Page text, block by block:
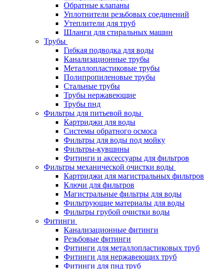
Обратные клапаны
Уплотнители резьбовых соединений
Утеплители для труб
Шланги для стиральных машин
Трубы
Гибкая подводка для воды
Канализационные трубы
Металлопластиковые трубы
Полипропиленовые трубы
Стальные трубы
Трубы нержавеющие
Трубы пнд
Фильтры для питьевой воды
Картриджи для воды
Системы обратного осмоса
Фильтры для воды под мойку
Фильтры-кувшины
Фитинги и аксессуары для фильтров
Фильтры механической очистки воды
Картриджи для магистральных фильтров
Ключи для фильтров
Магистральные фильтры для воды
Фильтрующие материалы для воды
Фильтры грубой очистки воды
Фитинги
Канализационные фитинги
Резьбовые фитинги
Фитинги для металлопластиковых труб
Фитинги для нержавеющих труб
Фитинги для пнд труб